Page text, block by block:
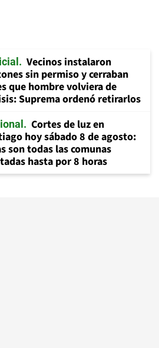
Vecinos instalaron
sin permiso y cerraban
que hombre volviera de
Suprema ordenó retirarlos
Cortes de luz en
hoy sábado 8 de agosto:
son todas las comunas
hasta por 8 horas